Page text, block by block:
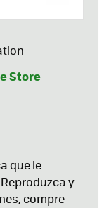
Store
que le
y
compre